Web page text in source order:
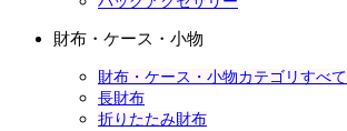
財布・ケース・小物
財布・ケース・小物カテゴリすべて
長財布
折りたたみ財布